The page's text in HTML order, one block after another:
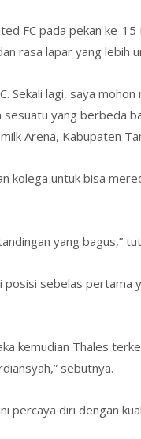
FC pada pekan ke-
rasa lapar yang lebih
lagi, saya
yang berbeda
Arena, Kabupaten
kolega untuk bisa
yang bagus,”
sebelas pertama
kemudian Thales
sebutnya.
percaya diri dengan